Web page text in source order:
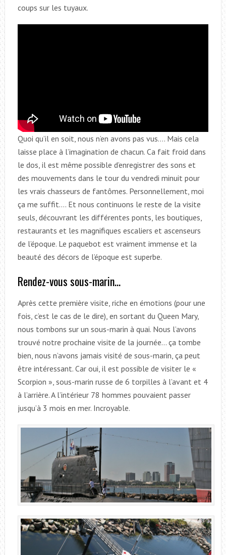
coups sur les tuyaux.
Quoi qu’il en soit, nous n’en avons pas vus…. Mais cela
laisse place à l’imagination de chacun. Ca fait froid dans
le dos, il est même possible d’enregistrer des sons et
des mouvements dans le tour du vendredi minuit pour
les vrais chasseurs de fantômes. Personnellement, moi
ça me suffit…. Et nous continuons le reste de la visite
seuls, découvrant les différentes ponts, les boutiques,
restaurants et les magnifiques escaliers et ascenseurs
de l’époque. Le paquebot est vraiment immense et la
beauté des décors de l’époque est superbe.
Rendez-vous sous-marin…
Après cette première visite, riche en émotions (pour une
fois, c’est le cas de le dire), en sortant du Queen Mary,
nous tombons sur un sous-marin à quai. Nous l’avons
trouvé notre prochaine visite de la journée… ça tombe
bien, nous n’avons jamais visité de sous-marin, ça peut
être intéressant. Car oui, il est possible de visiter le «
Scorpion », sous-marin russe de 6 torpilles à l’avant et 4
à l’arrière. A l’intérieur 78 hommes pouvaient passer
jusqu’à 3 mois en mer. Incroyable.